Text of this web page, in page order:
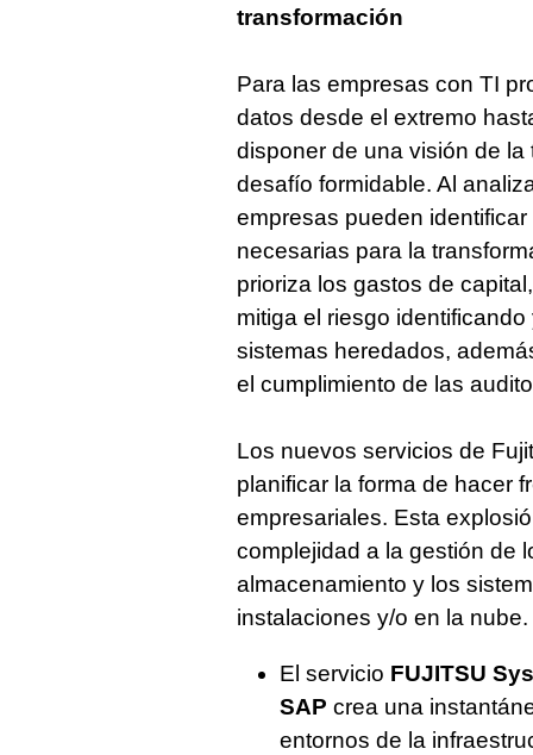
transformación
Para las empresas con TI
datos desde el extremo
disponer de una visión de
desafío formidable. Al
empresas pueden
necesarias para la
prioriza los gastos de
mitiga el riesgo
sistemas heredados,
el cumplimiento de las
Los nuevos servicios de
planificar la forma de hacer
empresariales. Esta
complejidad a la gestión de
almacenamiento y los
instalaciones y/o en la nube.
El servicio FUJITSU
SAP crea una
entornos de la